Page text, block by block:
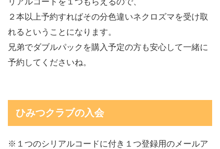
２本以上予約すればその分色違いネクロズマを受け取
れるということになります。
兄弟でダブルパックを購入予定の方も安心して一緒に
予約してくださいね。
ひみつクラブの入会
※１つのシリアルコードに付き１つ登録用のメールア